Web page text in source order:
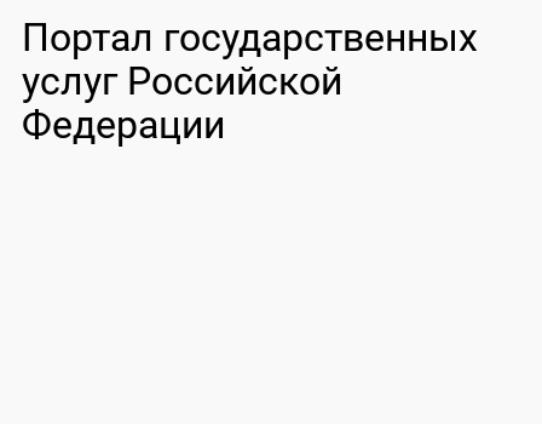
Портал государственных
услуг Российской
Федерации